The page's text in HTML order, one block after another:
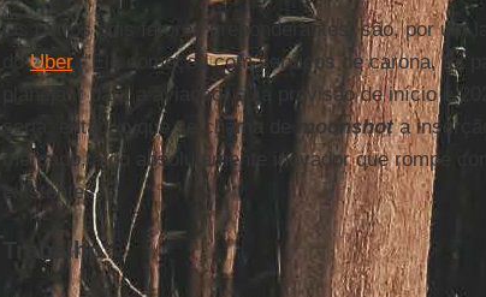
Os outros dois fatores preponderantes, são, por um
doUber. “Ele começou com serviços de carona, foi
planeja ir para a aviação, cuja previsão de início é
seria, então, o que se chama de
moonshot a
mercado, algo absolutamente inovador que rompe
existentes.
Trabalho